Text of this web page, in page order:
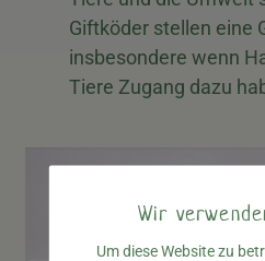
Giftköder stellen eine
insbesondere wenn
Tiere Zugang dazu
Wir
Um diese Website zu